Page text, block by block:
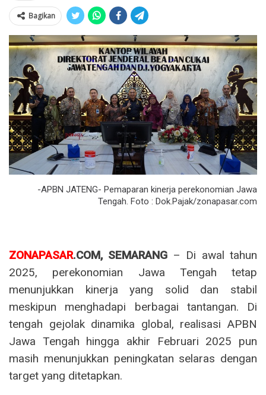
Bagikan
-APBN JATENG- Pemaparan kinerja perekonomian Jawa
Tengah. Foto : Dok.Pajak/zonapasar.com
ZONAPASAR.COM, SEMARANG – Di awal tahun
2025, perekonomian Jawa Tengah tetap
menunjukkan kinerja yang solid dan stabil
meskipun menghadapi berbagai tantangan. Di
tengah gejolak dinamika global, realisasi APBN
Jawa Tengah hingga akhir Februari 2025 pun
masih menunjukkan peningkatan selaras dengan
target yang ditetapkan.